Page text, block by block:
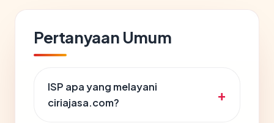
Pertanyaan Umum
ISP apa yang melayani
ciriajasa.com?